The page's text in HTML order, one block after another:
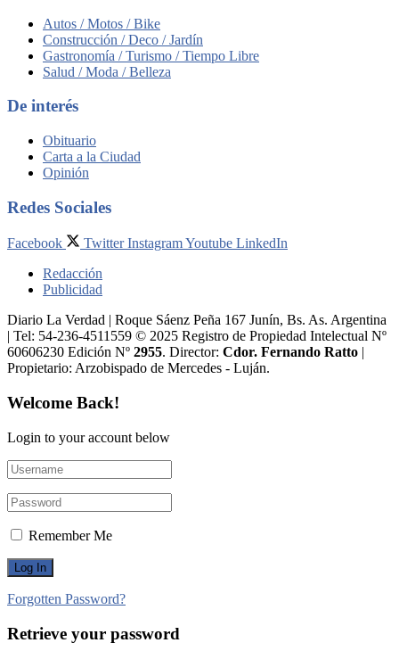
Autos / Motos / Bike
Construcción / Deco / Jardín
Gastronomía / Turismo / Tiempo Libre
Salud / Moda / Belleza
De interés
Obituario
Carta a la Ciudad
Opinión
Redes Sociales
Facebook Twitter InstagramYoutube LinkedIn
Redacción
Publicidad
Diario La Verdad | Roque Sáenz Peña 167 Junín, Bs. As. Argentina
| Tel: 54-236-4511559 © 2025 Registro de Propiedad Intelectual Nº
60606230 Edición Nº 2955. Director:​ Cdor. Fernando Ratto |
Propietario:​ Arzobispado de Mercedes - Luján.
Welcome Back!
Login to your account below
Remember Me
Forgotten Password?
Retrieve your password